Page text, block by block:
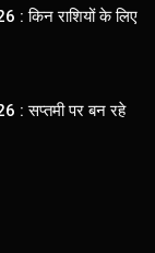
किन राशियों के लिए
सप्तमी पर बन रहे